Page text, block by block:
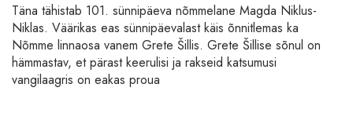
Täna tähistab 101. sünnipäeva nõmmelane Magda Niklus-
Niklas. Väärikas eas sünnipäevalast käis õnnitlemas ka
Nõmme linnaosa vanem Grete Šillis. Grete Šillise sõnul on
hämmastav, et pärast keerulisi ja rakseid katsumusi
vangilaagris on eakas proua